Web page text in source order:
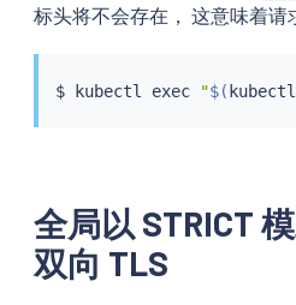
标头将不会存在， 这意味着请
$ kubectl exec "$( kubectl
全局以 STRICT
双向 TLS